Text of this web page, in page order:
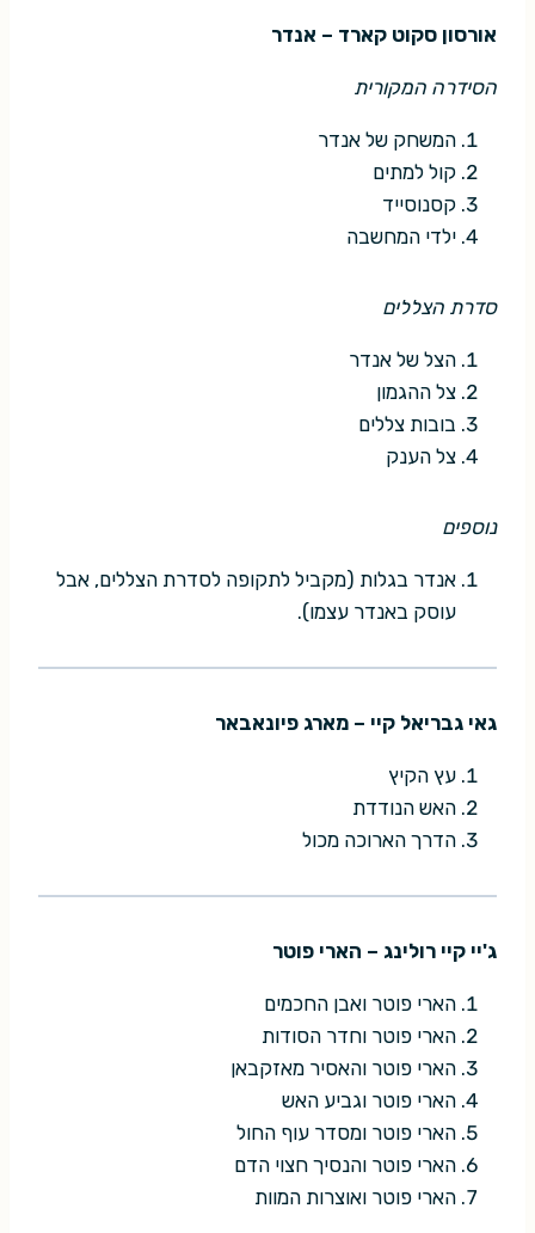
אורסון סקוט קארד – אנדר
הסידרה המקורית
המשחק של אנדר
קול למתים
קסנוסייד
ילדי המחשבה
סדרת הצללים
הצל של אנדר
צל ההגמון
בובות צללים
צל הענק
נוספים
אנדר בגלות (מקביל לתקופה לסדרת הצללים, אבל
עוסק באנדר עצמו).
גאי גבריאל קיי – מארג פיונאבאר
עץ הקיץ
האש הנודדת
הדרך הארוכה מכול
ג'יי קיי רולינג – הארי פוטר
הארי פוטר ואבן החכמים
הארי פוטר וחדר הסודות
הארי פוטר והאסיר מאזקבאן
הארי פוטר וגביע האש
הארי פוטר ומסדר עוף החול
הארי פוטר והנסיך חצוי הדם
הארי פוטר ואוצרות המוות